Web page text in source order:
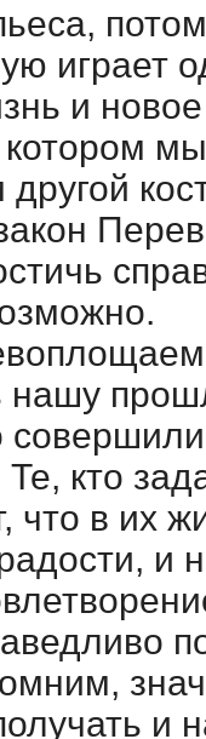
играет
и
котором
Те, кто
что в их
и
и